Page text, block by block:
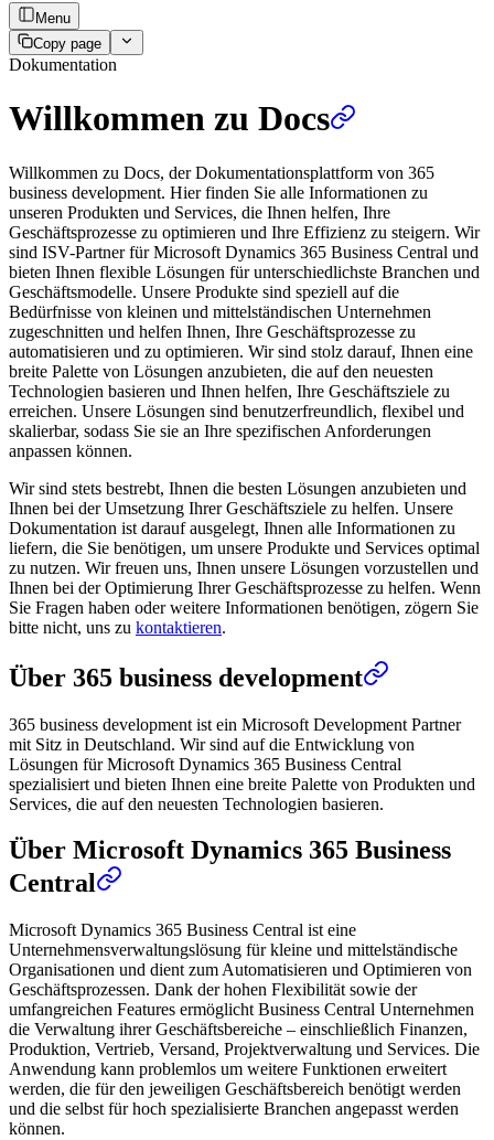
Menu
Copy page
Dokumentation
Willkommen zu Docs
Willkommen zu Docs, der Dokumentationsplattform von 365
business development. Hier finden Sie alle Informationen zu
unseren Produkten und Services, die Ihnen helfen, Ihre
Geschäftsprozesse zu optimieren und Ihre Effizienz zu steigern. Wir
sind ISV-Partner für Microsoft Dynamics 365 Business Central und
bieten Ihnen flexible Lösungen für unterschiedlichste Branchen und
Geschäftsmodelle. Unsere Produkte sind speziell auf die
Bedürfnisse von kleinen und mittelständischen Unternehmen
zugeschnitten und helfen Ihnen, Ihre Geschäftsprozesse zu
automatisieren und zu optimieren. Wir sind stolz darauf, Ihnen eine
breite Palette von Lösungen anzubieten, die auf den neuesten
Technologien basieren und Ihnen helfen, Ihre Geschäftsziele zu
erreichen. Unsere Lösungen sind benutzerfreundlich, flexibel und
skalierbar, sodass Sie sie an Ihre spezifischen Anforderungen
anpassen können.
Wir sind stets bestrebt, Ihnen die besten Lösungen anzubieten und
Ihnen bei der Umsetzung Ihrer Geschäftsziele zu helfen. Unsere
Dokumentation ist darauf ausgelegt, Ihnen alle Informationen zu
liefern, die Sie benötigen, um unsere Produkte und Services optimal
zu nutzen. Wir freuen uns, Ihnen unsere Lösungen vorzustellen und
Ihnen bei der Optimierung Ihrer Geschäftsprozesse zu helfen. Wenn
Sie Fragen haben oder weitere Informationen benötigen, zögern Sie
bitte nicht, uns zu kontaktieren.
Über 365 business development
365 business development ist ein Microsoft Development Partner
mit Sitz in Deutschland. Wir sind auf die Entwicklung von
Lösungen für Microsoft Dynamics 365 Business Central
spezialisiert und bieten Ihnen eine breite Palette von Produkten und
Services, die auf den neuesten Technologien basieren.
Über Microsoft Dynamics 365 Business
Central
Microsoft Dynamics 365 Business Central ist eine
Unternehmensverwaltungslösung für kleine und mittelständische
Organisationen und dient zum Automatisieren und Optimieren von
Geschäftsprozessen. Dank der hohen Flexibilität sowie der
umfangreichen Features ermöglicht Business Central Unternehmen
die Verwaltung ihrer Geschäftsbereiche – einschließlich Finanzen,
Produktion, Vertrieb, Versand, Projektverwaltung und Services. Die
Anwendung kann problemlos um weitere Funktionen erweitert
werden, die für den jeweiligen Geschäftsbereich benötigt werden
und die selbst für hoch spezialisierte Branchen angepasst werden
können.